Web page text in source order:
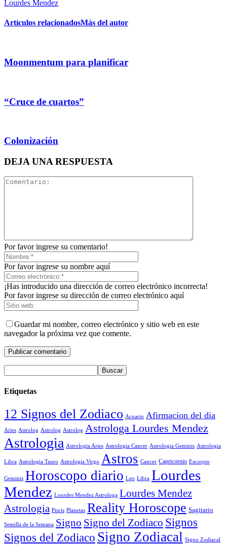
Lourdes Mendez
Artículos relacionadosMás del autor
Moonmentum para planificar
“Cruce de cuartos”
Colonización
DEJA UNA RESPUESTA
Por favor ingrese su comentario!
Por favor ingrese su nombre aquí
¡Has introducido una dirección de correo electrónico incorrecta!
Por favor ingrese su dirección de correo electrónico aquí
Guardar mi nombre, correo electrónico y sitio web en este
navegador la próxima vez que comente.
Etiquetas
12 Signos del Zodiaco Acuario Afirmacion del dia
Aries Astrolog Astrolog Astrolog Astrologa Lourdes Mendez
Astrologia Astrologia Aries Astrologia Cancer Astrologia Geminis Astrologia
Libra Astrologia Tauro Astrologia Virgo Astros Cancer Capricornio Escorpio
Geminis Horoscopo diario Leo Libra Lourdes
Mendez Lourdes Mendez Astrologa Lourdes Mendez
Astrologia Piscis Planetas Reality Horoscope Sagitario
Semilla de la Semana Signo Signo del Zodiaco Signos
Signos del Zodiaco Signo Zodiacal Signo Zodiacal